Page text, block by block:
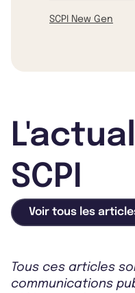
SCPI New Gen
SCPI
Voir tous les
Tous ces articles
communications